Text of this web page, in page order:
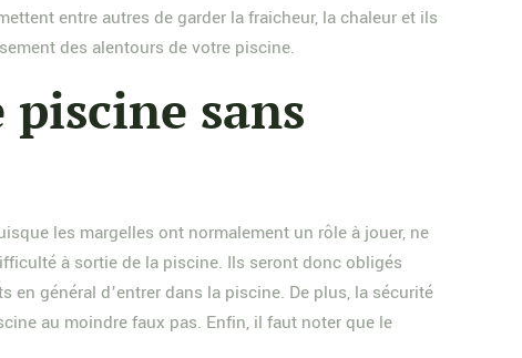
entre autres de garder la fraicheur, la chaleur et ils
des alentours de votre piscine.
sans
les margelles ont normalement un rôle à jouer, ne
à sortie de la piscine. Ils seront donc obligés
en général d’entrer dans la piscine. De plus, la sécurité
au moindre faux pas. Enfin, il faut noter que le